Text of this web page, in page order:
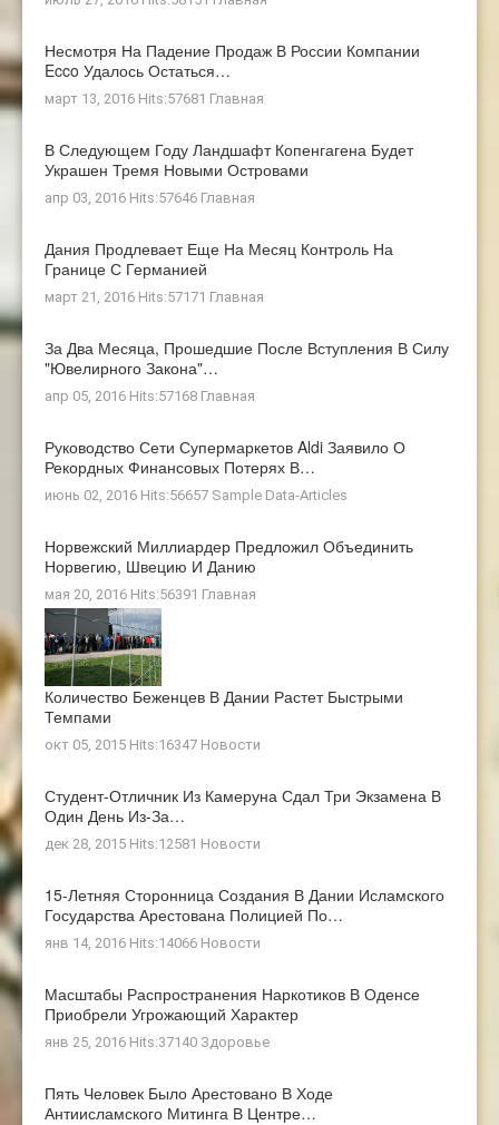
Несмотря На Падение Продаж В России Компании
Ecco Удалось Остаться…
март 13, 2016 Hits:57681 Главная
В Следующем Году Ландшафт Копенгагена Будет
Украшен Тремя Новыми Островами
апр 03, 2016 Hits:57646 Главная
Дания Продлевает Еще На Месяц Контроль На
Границе С Германией
март 21, 2016 Hits:57171 Главная
За Два Месяца, Прошедшие После Вступления В Силу
"ювелирного Закона"…
апр 05, 2016 Hits:57168 Главная
Руководство Сети Супермаркетов Aldi Заявило О
Рекордных Финансовых Потерях В…
июнь 02, 2016 Hits:56657 Sample Data-Articles
Норвежский Миллиардер Предложил Объединить
Норвегию, Швецию И Данию
мая 20, 2016 Hits:56391 Главная
Количество Беженцев В Дании Растет Быстрыми
Темпами
окт 05, 2015 Hits:16347 Новости
Студент-Отличник Из Камеруна Сдал Три Экзамена В
Один День Из-За…
дек 28, 2015 Hits:12581 Новости
15-Летняя Сторонница Создания В Дании Исламского
Государства Арестована Полицией По…
янв 14, 2016 Hits:14066 Новости
Масштабы Распространения Наркотиков В Оденсе
Приобрели Угрожающий Характер
янв 25, 2016 Hits:37140 Здоровье
Пять Человек Было Арестовано В Ходе
Антиисламского Митинга В Центре…